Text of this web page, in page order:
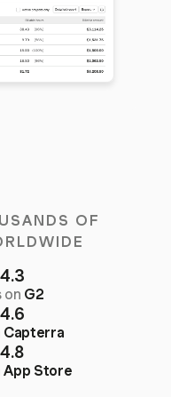
OF
4.3
on G2
4.6
Capterra
4.8
App Store